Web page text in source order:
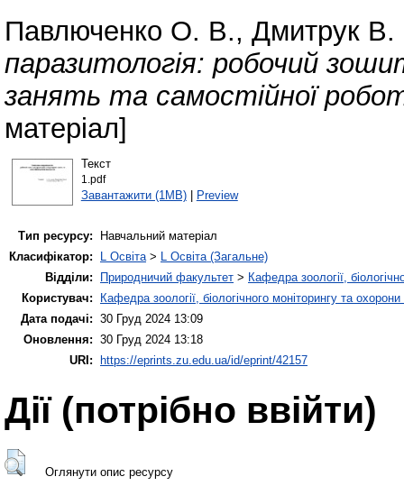
Павлюченко О. В., Дмитрук
паразитологія: робочий
занять та самостійної
матеріал]
Текст
1.pdf
Завантажити (1MB)| Preview
Тип ресурсу:
Навчальний матеріал
Класифікатор:
L Освіта> L Освіта (Загальне)
Відділи:
Природничий факультет > Кафедра зоології,
Користувач:
Кафедра зоології, біологічного моніторингу та
Дата подачі: 30 Груд 2024 13:09
Оновлення: 30 Груд 2024 13:18
URI:
https://eprints.zu.edu.ua/id/eprint/42157
Дії ​​(потрібно ввійти)
Оглянути опис ресурсу